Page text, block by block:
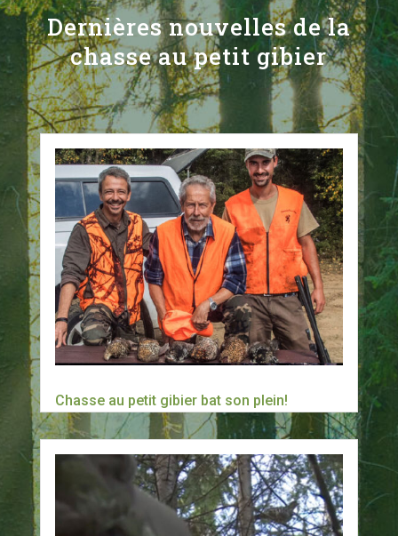
Dernières nouvelles de la
chasse au petit gibier
Chasse au petit gibier bat son plein!